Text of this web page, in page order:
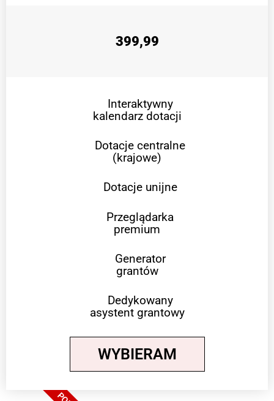
399,99
Interaktywny
kalendarz dotacji
Dotacje centralne
(krajowe)
Dotacje unijne
Przeglądarka
premium
Generator
grantów
Dedykowany
asystent grantowy
WYBIERAM